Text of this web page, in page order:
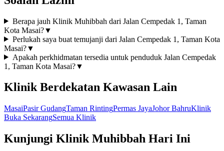
Berapa jauh Klinik Muhibbah dari Jalan Cempedak 1, Taman
Kota Masai?▼
Perlukah saya buat temujanji dari Jalan Cempedak 1, Taman Kota
Masai?▼
Apakah perkhidmatan tersedia untuk penduduk Jalan Cempedak
1, Taman Kota Masai?▼
Klinik Berdekatan Kawasan Lain
MasaiPasir GudangTaman RintingPermas JayaJohor BahruKlinik
Buka SekarangSemua Klinik
Kunjungi Klinik Muhibbah Hari Ini